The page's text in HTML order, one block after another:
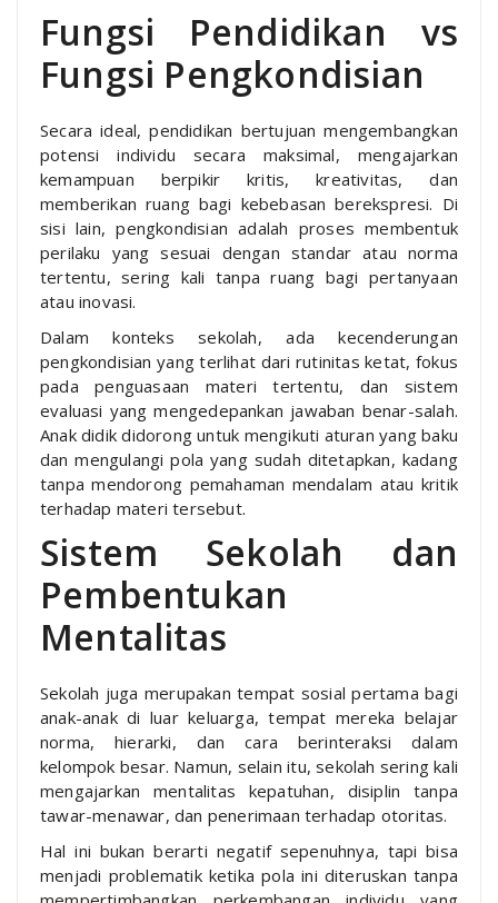
Fungsi Pendidikan vs
Fungsi Pengkondisian
Secara ideal, pendidikan bertujuan mengembangkan
potensi individu secara maksimal, mengajarkan
kemampuan berpikir kritis, kreativitas, dan
memberikan ruang bagi kebebasan berekspresi. Di
sisi lain, pengkondisian adalah proses membentuk
perilaku yang sesuai dengan standar atau norma
tertentu, sering kali tanpa ruang bagi pertanyaan
atau inovasi.
Dalam konteks sekolah, ada kecenderungan
pengkondisian yang terlihat dari rutinitas ketat, fokus
pada penguasaan materi tertentu, dan sistem
evaluasi yang mengedepankan jawaban benar-salah.
Anak didik didorong untuk mengikuti aturan yang baku
dan mengulangi pola yang sudah ditetapkan, kadang
tanpa mendorong pemahaman mendalam atau kritik
terhadap materi tersebut.
Sistem Sekolah dan
Pembentukan
Mentalitas
Sekolah juga merupakan tempat sosial pertama bagi
anak-anak di luar keluarga, tempat mereka belajar
norma, hierarki, dan cara berinteraksi dalam
kelompok besar. Namun, selain itu, sekolah sering kali
mengajarkan mentalitas kepatuhan, disiplin tanpa
tawar-menawar, dan penerimaan terhadap otoritas.
Hal ini bukan berarti negatif sepenuhnya, tapi bisa
menjadi problematik ketika pola ini diteruskan tanpa